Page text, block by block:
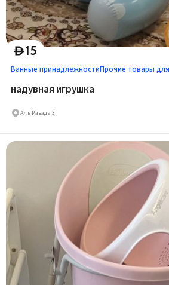
D15
Ванные принадлежностиПрочие товары
надувная игрушка
Аль Равада 3